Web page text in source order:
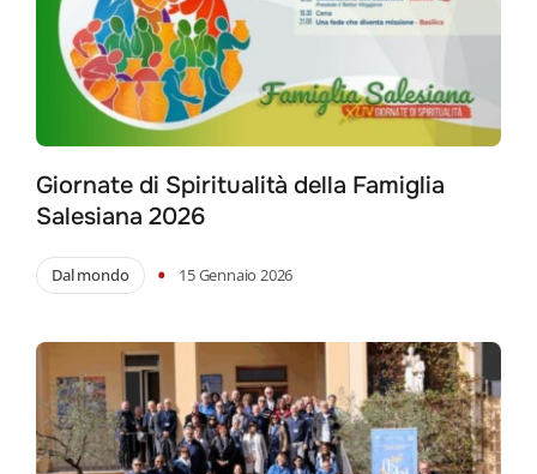
Giornate di Spiritualità della Famiglia
Salesiana 2026
Dal mondo • 15 Gennaio 2026